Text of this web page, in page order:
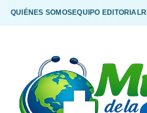
QUIÉNES SOMOSEQUIPO EDITORIAL